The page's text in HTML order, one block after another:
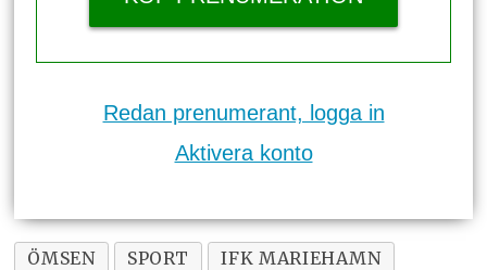
Redan prenumerant, logga in
Aktivera konto
ÖMSEN SPORT
IFK MARIEHAMN